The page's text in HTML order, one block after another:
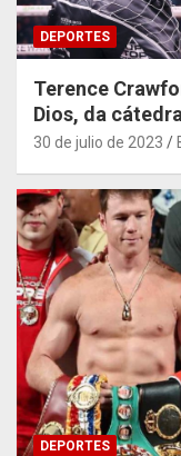
DEPORTES
Terence
Dios, da
30 de julio de 2023
DEPORTES